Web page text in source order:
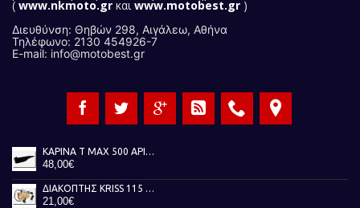
( www.nkmoto.gr και www.motobest.gr )
Διευθύνση: Θηβών 298, Αιγάλεω, Αθήνα
Τηλέφωνο: 2130 454926-7
E-mail: info@motobest.gr
ΚΑΡΙΝΑ T MAX 500 ΑΡΙΣΤΕΡΗ ΜΑΥΡΗ 01-07
48,00€
ΔΙΑΚΟΠΤΗΣ KRISS 115 TOBAKI
21,00€